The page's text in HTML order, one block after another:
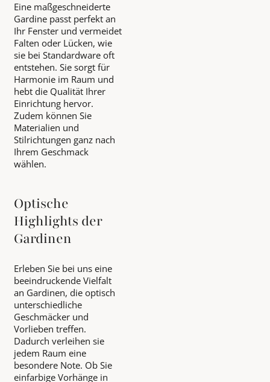
Eine maßgeschneiderte
Gardine passt perfekt an
Ihr Fenster und vermeidet
Falten oder Lücken, wie
sie bei Standardware oft
entstehen. Sie sorgt für
Harmonie im Raum und
hebt die Qualität Ihrer
Einrichtung hervor.
Zudem können Sie
Materialien und
Stilrichtungen ganz nach
Ihrem Geschmack
wählen.
Optische
Highlights der
Gardinen
Erleben Sie bei uns eine
beeindruckende Vielfalt
an Gardinen, die optisch
unterschiedliche
Geschmäcker und
Vorlieben treffen.
Dadurch verleihen sie
jedem Raum eine
besondere Note. Ob Sie
einfarbige Vorhänge in